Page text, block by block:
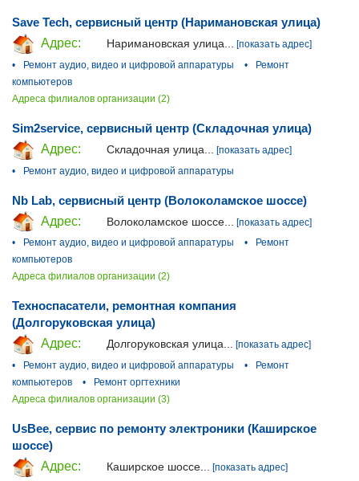
Save Tech, сервисный центр (Наримановская улица)
Адрес:
Наримановская улица...
[показать адрес]
•
Ремонт аудио, видео и цифровой аппаратуры •
Ремонт
компьютеров
Адреса филиалов организации (2)
Sim2service, сервисный центр (Складочная улица)
Адрес:
Складочная улица...
[показать адрес]
•
Ремонт аудио, видео и цифровой аппаратуры
Nb Lab, сервисный центр (Волоколамское шоссе)
Адрес:
Волоколамское шоссе...
[показать адрес]
•
Ремонт аудио, видео и цифровой аппаратуры •
Ремонт
компьютеров
Адреса филиалов организации (2)
Техноспасатели, ремонтная компания
(Долгоруковская улица)
Адрес:
Долгоруковская улица... [показать адрес]
•
Ремонт аудио, видео и цифровой аппаратуры •
Ремонт
компьютеров
•
Ремонт оргтехники
Адреса филиалов организации (3)
UsBee, сервис по ремонту электроники (Каширское
шоссе)
Адрес:
Каширское шоссе... [показать адрес]